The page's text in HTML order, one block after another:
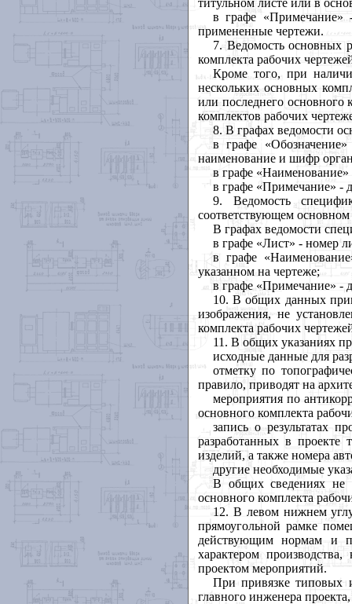
в графе «Примечание»
примененные чертежи.
7. Ведомость основных
комплекта рабочих
Кроме того, при
нескольких основных
или последнего основного
комплектов рабочих
8. В графах ведомости
в графе
наименование и шифр
в графе «Наименование»
в графе «Примечание» -
9. Ведомость
соответствующем
В графах ведомости
в графе «Лист» - номер
в графе
указанном на чертеже;
в графе «Примечание» -
10. В общих данных
изображения, не
комплекта рабочих
11. В общих указаниях
исходные данные для
отметку по
правило, приводят на
мероприятия по
основного комплекта
запись о результатах
разработанных в проекте
изделий, а также номера
другие необходимые
В общих сведениях не
основного комплекта
12. В левом нижнем
прямоугольной рамке
действующим нормам и
характером
проектом мероприятий.
При привязке типовых
главного инженера